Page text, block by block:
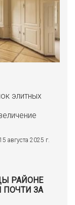
элитных
августа 2025 г.
РАЙОНЕ
ПОЧТИ ЗА